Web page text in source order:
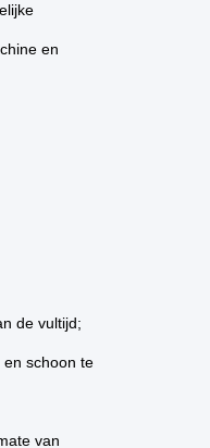
en
de vultijd;
en schoon te
van